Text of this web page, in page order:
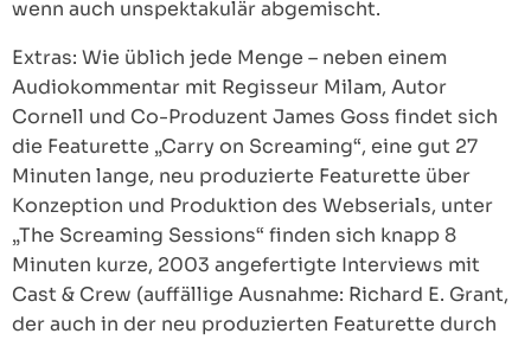
wenn auch unspektakulär abgemischt.
Extras: Wie üblich jede Menge – neben einem
Audiokommentar mit Regisseur Milam, Autor
Cornell und Co-Produzent James Goss findet sich
die Featurette „Carry on Screaming“, eine gut 27
Minuten lange, neu produzierte Featurette über
Konzeption und Produktion des Webserials, unter
„The Screaming Sessions“ finden sich knapp 8
Minuten kurze, 2003 angefertigte Interviews mit
Cast & Crew (auffällige Ausnahme: Richard E. Grant,
der auch in der neu produzierten Featurette durch